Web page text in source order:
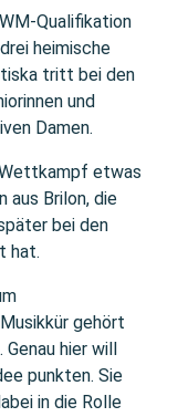
Qualifikation
heimische
tritt bei den
und
Damen.
etwas
aus Brilon, die
bei den
hat.
gehört
hier will
punkten. Sie
in die Rolle